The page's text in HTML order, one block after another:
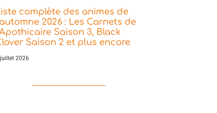
complète des animes de
2026 : Les Carnets de
Saison 3, Black
Saison 2 et plus encore
2026